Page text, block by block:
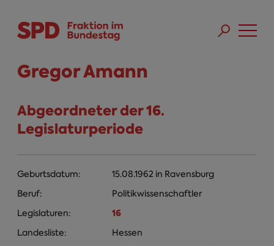
Gregor Amann
Abgeordneter der 16.
Legislaturperiode
Geburtsdatum: 15.08.1962 in Ravensburg
Beruf:
Politikwissenschaftler
Legislaturen:
16
Landesliste:
Hessen